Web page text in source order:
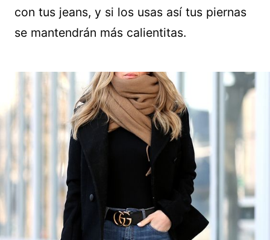
con tus jeans, y si los usas así tus piernas
se mantendrán más calientitas.